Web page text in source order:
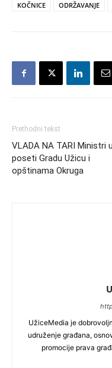
KOČNICE
ODRŽAVANJE
Prethodni tekst
VLADA NA TARI Ministri u
poseti Gradu Užicu i
opštinama Okruga
UžiceMedia je
udruženje građana,
promocije prava